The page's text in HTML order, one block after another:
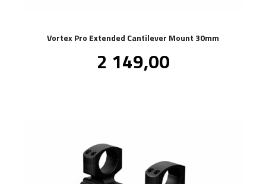
Vortex Pro Extended Cantilever Mount 30mm
Pris
2 149,00mva.